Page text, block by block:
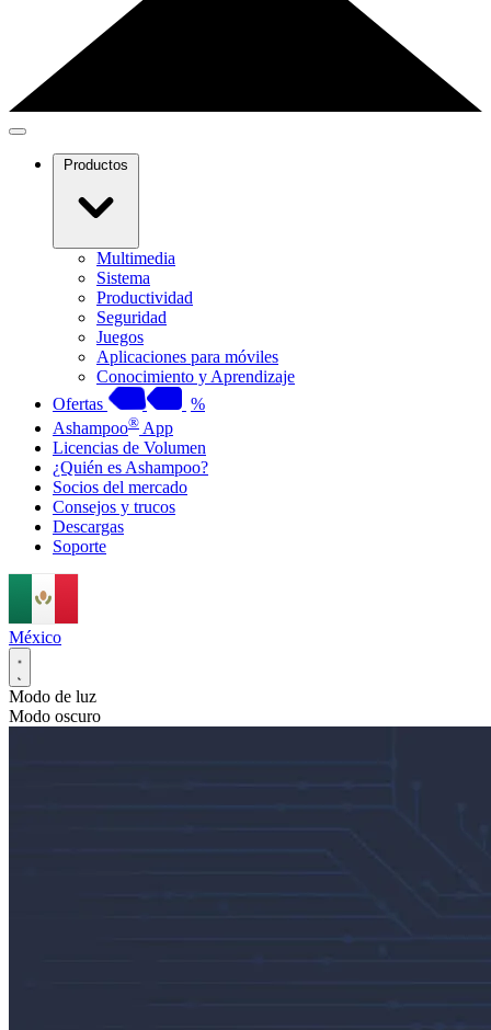
Productos
Multimedia
Sistema
Productividad
Seguridad
Juegos
Aplicaciones para móviles
Conocimiento y Aprendizaje
Ofertas
%
Ashampoo® App
Licencias de Volumen
¿Quién es Ashampoo?
Socios del mercado
Consejos y trucos
Descargas
Soporte
México
Modo de luz
Modo oscuro